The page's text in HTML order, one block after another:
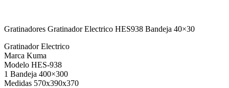
Gratinadores Gratinador Electrico HES938 Bandeja 40×30
Gratinador Electrico
Marca Kuma
Modelo HES-938
1 Bandeja 400×300
Medidas 570x390x370